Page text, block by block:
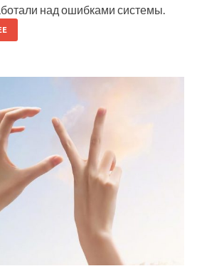
над ошибками системы.